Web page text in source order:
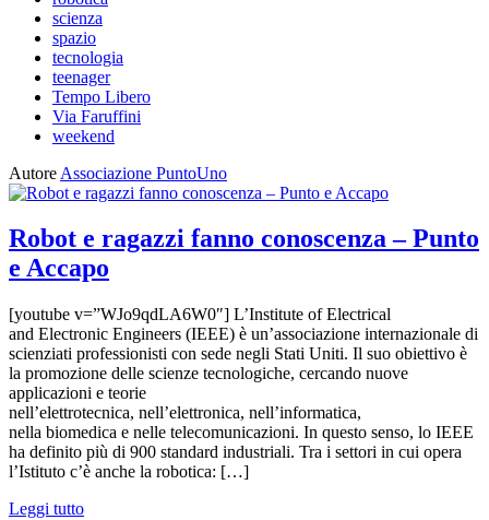
scienza
spazio
tecnologia
teenager
Tempo Libero
Via Faruffini
weekend
Autore Associazione PuntoUno
Robot e ragazzi fanno conoscenza – Punto
e Accapo
[youtube v=”WJo9qdLA6W0″] L’Institute of Electrical
and Electronic Engineers (IEEE) è un’associazione internazionale di
scienziati professionisti con sede negli Stati Uniti. Il suo obiettivo è
la promozione delle scienze tecnologiche, cercando nuove
applicazioni e teorie
nell’elettrotecnica, nell’elettronica, nell’informatica,
nella biomedica e nelle telecomunicazioni. In questo senso, lo IEEE
ha definito più di 900 standard industriali. Tra i settori in cui opera
l’Istituto c’è anche la robotica: […]
Leggi tutto